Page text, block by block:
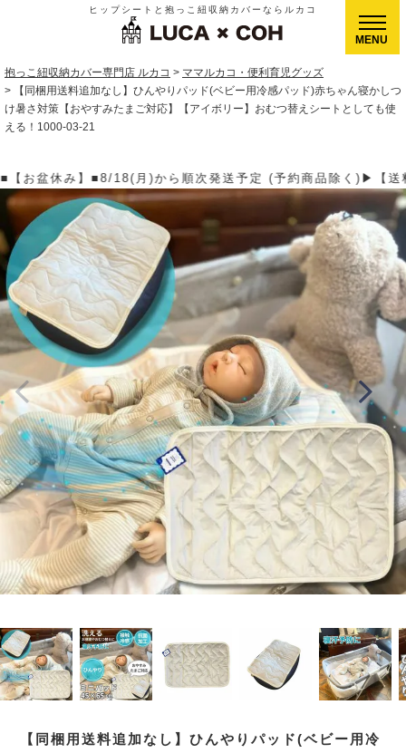
ヒップシートと抱っこ紐収納カバーならルカコ
抱っこ紐収納カバー専門店 ルカコ
ママルカコ・便利育児グッズ
【同梱用送料追加なし】ひんやりパッド(ベビー用冷感パッド)赤ちゃん寝かしつ
け暑さ対策【おやすみたまご対応】【アイボリー】おむつ替えシートとしても使
える！1000-03-21
【送料】ゆうパケット400円(全国一律)、ゆうパック900
【同梱用送料追加なし】ひんやりパッド(ベビー用冷